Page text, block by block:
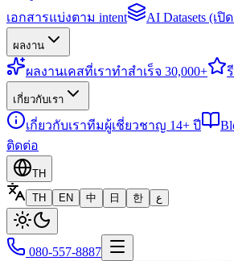
เอกสารแบ่งตาม intent
AI Datasets (เ
ผลงาน
ผลงานเคสที่เราทำสำเร็จ 30,000+
เกี่ยวกับเรา
เกี่ยวกับเราทีมผู้เชี่ยวชาญ 14+ ปี
ติดต่อ
TH
TH
EN 中 日 한 ع
080-557-8887